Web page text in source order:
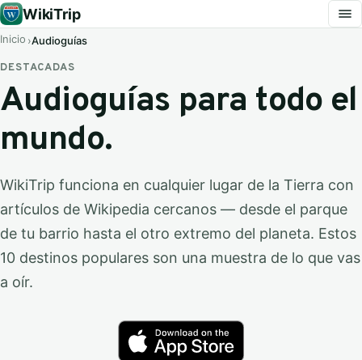
WikiTrip
Inicio Audioguías
DESTACADAS
Audioguías para todo el
mundo.
WikiTrip funciona en cualquier lugar de la Tierra con
artículos de Wikipedia cercanos — desde el parque
de tu barrio hasta el otro extremo del planeta. Estos
10 destinos populares son una muestra de lo que vas
a oír.